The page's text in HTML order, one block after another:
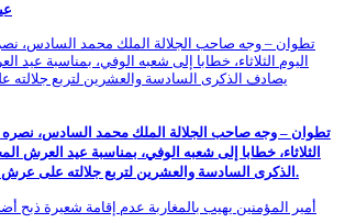
تطوان – وجه صاحب الجلالة الملك محمد السادس، نصره
الثلاثاء، خطابا إلى شعبه الوفي، بمناسبة عيد العرش
الذكرى السادسة والعشرين لتربع جلالته على عرش أسلافه الميامين.